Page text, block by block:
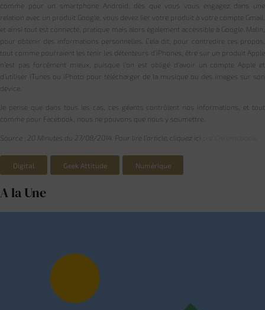
comme pour un smartphone Android, dès que vous vous engagez dans une
relation avec un produit Google, vous devez lier votre produit à votre compte Gmail,
et ainsi tout est connecté, pratique mais alors également accessible à Google. Malin,
pour obtenir des informations personnelles. Cela dit, pour contredire ces propos,
tout comme pourraient les tenir les détenteurs d’iPhones, être sur un produit Apple
n’est pas forcément mieux, puisque l’on est obligé d’avoir un compte Apple et
d’utiliser iTunes ou iPhoto pour télécharger de la musique ou des images sur son
device.
Je pense que dans tous les cas, ces géants contrôlent nos informations, et tout
comme pour Facebook, nous ne pouvons que nous y soumettre.
Source : 20 Minutes du 27/08/2014. Pour lire l’article, cliquez ici : Le Chromebook
Digital Geek Attitude Numérique
A la Une